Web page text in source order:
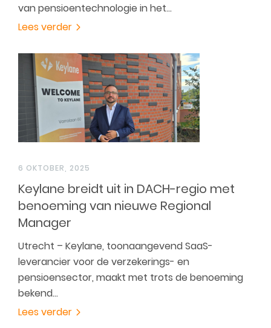
van pensioentechnologie in het…
Lees verder
6 OKTOBER, 2025
Keylane breidt uit in DACH-regio met
benoeming van nieuwe Regional
Manager
Utrecht – Keylane, toonaangevend SaaS-
leverancier voor de verzekerings- en
pensioensector, maakt met trots de benoeming
bekend…
Lees verder